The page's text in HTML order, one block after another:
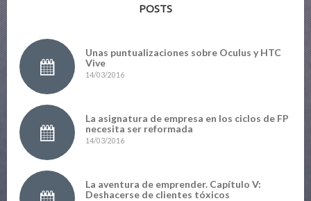
POSTS
Unas puntualizaciones sobre Oculus y HTC
Vive
14/03/2016
La asignatura de empresa en los ciclos de FP
necesita ser reformada
14/03/2016
La aventura de emprender. Capítulo V:
Deshacerse de clientes tóxicos